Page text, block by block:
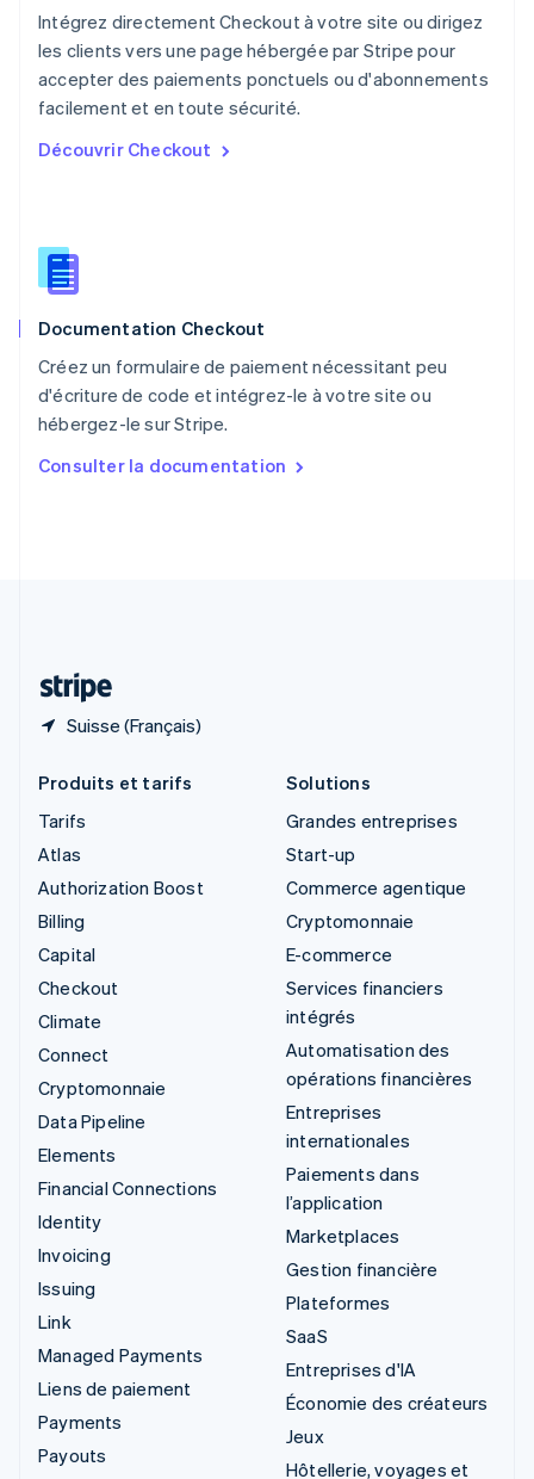
Intégrez directement Checkout à votre site ou dirigez
les clients vers une page hébergée par Stripe pour
accepter des paiements ponctuels ou d'abonnements
facilement et en toute sécurité.
Découvrir Checkout
Documentation Checkout
Créez un formulaire de paiement nécessitant peu
d'écriture de code et intégrez-le à votre site ou
hébergez-le sur Stripe.
Consulter la documentation
Suisse (Français)
Nouvelle-Zélande
English
Pays-Bas
Nederlands English
Pologne
Portugal
République tchèque
English
English
Royaume-Uni
Singapour
English简体中文
English
Produits et tarifs
Tarifs
Atlas
Authorization Boost
Billing
Capital
Checkout
Climate
Connect
Cryptomonnaie
Data Pipeline
Elements
Financial Connections
Identity
Invoicing
Issuing
Link
Managed Payments
Liens de paiement
Payments
Payouts
Solutions
Grandes entreprises
Start-up
Commerce agentique
Cryptomonnaie
E-commerce
Services financiers
intégrés
Automatisation des
opérations financières
Entreprises
internationales
Paiements dans
l’application
Marketplaces
Gestion financière
Plateformes
SaaS
Entreprises d'IA
Économie des créateurs
Jeux
Hôtellerie, voyages et